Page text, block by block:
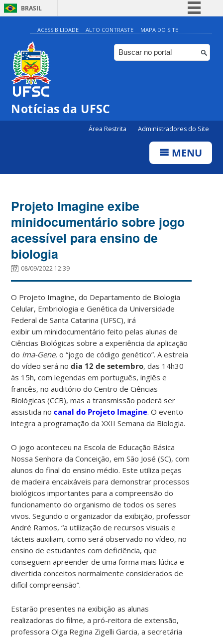
BRASIL
Simplifique!
Comunica BR
Participe
ACESSIBILIDADE ALTO CONTRASTE MAPA DO SITE
Notícias da UFSC
Área Restrita Administradores do Site
MENU
Projeto Imagine exibe
minidocumentário sobre jogo
acessível para ensino de
biologia
08/09/2022 12:39
O Projeto Imagine, do Departamento de Biologia
Celular, Embriologia e Genética da Universidade
Federal de Santa Catarina (UFSC), irá
exibir um minidocumentário feito pelas alunas de
Ciências Biológicas sobre a experiência da aplicação
do Ima-Gene, o “jogo de código genético”. A estreia
do vídeo será nodia 12 de setembro, das 14h30
às 15h, com legendas em português, inglês e
francês, no auditório do Centro de Ciências
Biológicas (CCB), mas a transmissão poderá ser
assistida nocanal do Projeto Imagine. O evento
integra a programação da XXII Semana da Biologia.
O jogo aconteceu na Escola de Educação Básica
Nossa Senhora da Conceição, em São José (SC), com
alunos do final do ensino médio. Este utiliza peças
de madeira encaixáveis para demonstrar processos
biológicos importantes para a compreensão do
funcionamento do organismo de todos os seres
vivos.Segundo o organizador da exibição, professor
André Ramos, “a utilização de recursos visuais e
tácteis auxiliam, como será observado no vídeo, no
ensino de estudantes com deficiência, que
conseguem apreender de uma forma mais lúdica e
divertida conceitos normalmente considerados de
difícil compreensão”.
Estarão presentes na exibição as alunas
realizadoras do filme, a pró-reitora de extensão,
professora Olga Regina Zigelli Garcia, a secretária